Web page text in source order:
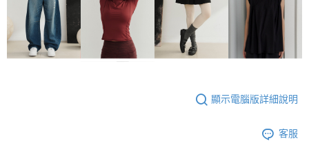
顯示電腦版詳細說明
客服